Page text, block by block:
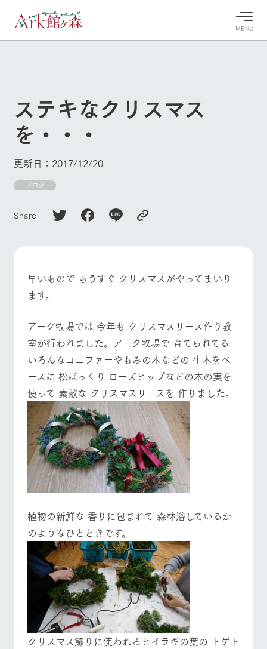
MENU
牧場へ行
営業時
間・料金
交通アク
セス
よくいた
だく質問
団体のお
客様へ
お連れの
お客様へ
お問い合
わせ・資
料請求
よく見られている情報
案内
ガーデンの開花
状況などを毎日
ント・フェアの
情報やスケジュ
花のある美しい
自然環境の中、
季節の移り変わ
りを存分に味わ
う
触れて、感じ
て、学ぶ。館ヶ
森の雄大な自然
なかで動物とふ
れあう
体験
ツリーハウスや
ど、楽しみなが
ら学べる様々な
アクティビティ
レストラ
ン
牧場の生産品を
知り尽くした料
理人が腕を振
い、ビュッフェ
スタイルで提供
ショップ
／お買い
物
丹精込めて育て
た生産品をはじ
め、牧場産の逸
品を取り揃えた
店舗
周遊バス
牧場内を巡る周
遊バスのご案内
ホーム
Ark館ヶ森について
牧場に行く
ArkFarm Wedding
お知らせ
ブログ
お問い合わせ・資料請求
生産品カタログ・資料DL
English (Google Translate)
ネットショップ
個人情報取扱いについて
牧場トップ 今日の牧場 牧場の楽しみ方
イベント/フェア レストラン/BBQ フラワーガーデン
動物とふれあう アクティビティ/体験 ショップ/お買い物
牧場マップを見る 周遊バス
営業時間・料金
よくあるご質問
団体のお客様へ
ペットをお連れの
お客様へ お問い合わせ
ステキなクリスマス
を・・・
更新日：2017/12/20
ブログ
Share
早いもので もうすぐ クリスマスがやってまいり
ます。
アーク牧場では 今年も クリスマスリース作り教
室が行われました。アーク牧場で 育てられてる
いろんなコニファーやもみの木などの 生木をベ
ースに 松ぼっくり ローズヒップなどの木の実を
使って 素敵な クリスマスリースを 作りました。
植物の新鮮な 香りに包まれて 森林浴しているか
のようなひとときです。
クリスマス飾りに使われるヒイラギの葉の トゲト